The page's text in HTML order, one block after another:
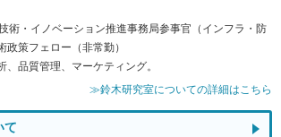
術・イノベーション推進事務局参事官（インフラ・防
政策フェロー（非常勤）
品質管理、マーケティング。
≫鈴木研究室についての詳細はこちら
て